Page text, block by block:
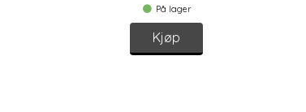
På lager
Kjøp